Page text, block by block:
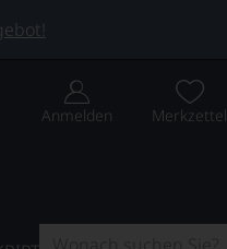
Anmelden Merkzettel